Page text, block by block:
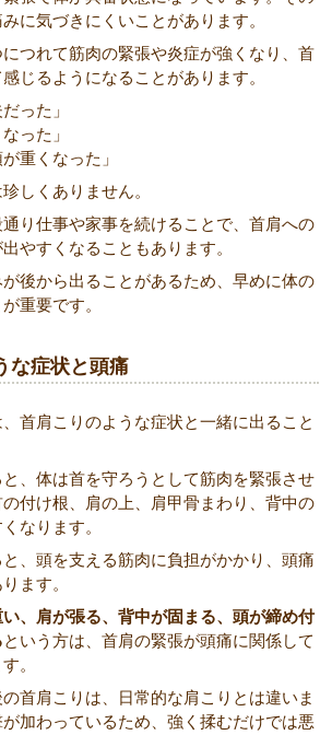
に気づきにくいことがあります。
つれて筋肉の緊張や炎症が強くなり、首
じるようになることがあります。
った」
った」
重くなった」
しくありません。
り仕事や家事を続けることで、首肩への
やすくなることもあります。
後から出ることがあるため、早めに体の
重要です。
な症状と頭痛
首肩こりのような症状と一緒に出ること
、体は首を守ろうとして筋肉を緊張させ
付け根、肩の上、肩甲骨まわり、背中の
なります。
、頭を支える筋肉に負担がかかり、頭痛
ます。
、肩が張る、背中が固まる、頭が締め付
という方は、首肩の緊張が頭痛に関係して
。
首肩こりは、日常的な肩こりとは違いま
加わっているため、強く揉むだけでは悪